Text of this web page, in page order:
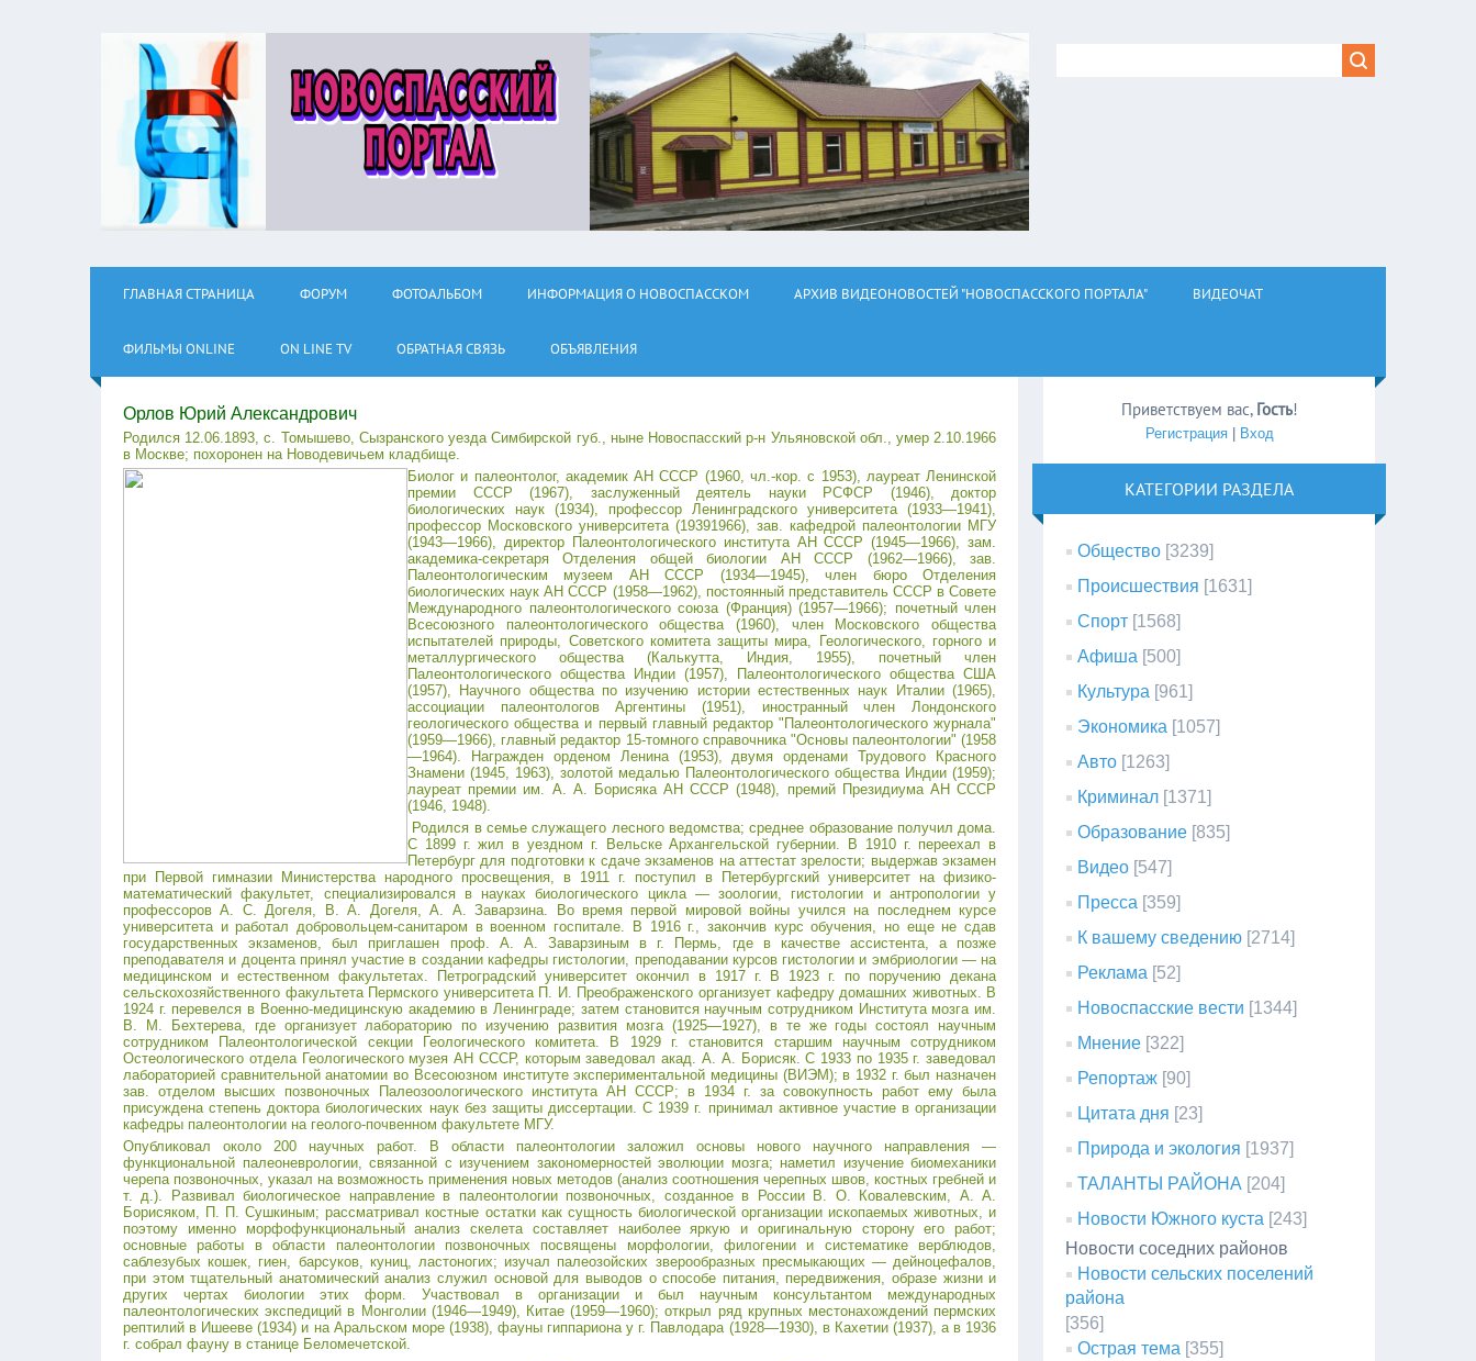
ГЛАВНАЯ СТРАНИЦА ФОРУМ ФОТОАЛЬБОМ ИНФОРМАЦИЯ О НОВОСПАССКОМ АРХИВ ВИДЕОНОВОСТЕЙ "НОВОСПАССКОГО ПОРТАЛА" ВИДЕОЧАТ
ФИЛЬМЫ ОNLINE ON LINE TV ОБРАТНАЯ СВЯЗЬ ОБЪЯВЛЕНИЯ
Орлов Юрий Александрович
Родился 12.06.1893, с. Томышево, Сызранского уезда Симбирской губ., ныне Новоспасский р-н Ульяновской обл., умер 2.10.1966
в Москве; похоронен на Новодевичьем кладбище.
Биолог и палеонтолог, академик АН СССР (1960, чл.-кор. с 1953), лауреат Ленинской
премии СССР (1967), заслуженный деятель науки РСФСР (1946), доктор
биологических наук (1934), профессор Ленинградского университета (1933—1941),
профессор Московского университета (19391966), зав. кафедрой палеонтологии МГУ
(1943—1966), директор Палеонтологического института АН СССР (1945—1966), зам.
академика-секретаря Отделения общей биологии АН СССР (1962—1966), зав.
Палеонтологическим музеем АН СССР (1934—1945), член бюро Отделения
биологических наук АН СССР (1958—1962), постоянный представитель СССР в Совете
Международного палеонтологического союза (Франция) (1957—1966); почетный член
Всесоюзного палеонтологического общества (1960), член Московского общества
испытателей природы, Советского комитета защиты мира, Геологического, горного и
металлургического общества (Калькутта, Индия, 1955), почетный член
Палеонтологического общества Индии (1957), Палеонтологического общества США
(1957), Научного общества по изучению истории естественных наук Италии (1965),
ассоциации палеонтологов Аргентины (1951), иностранный член Лондонского
геологического общества и первый главный редактор "Палеонтологического журнала"
(1959—1966), главный редактор 15-томного справочника "Основы палеонтологии" (1958
—1964). Награжден орденом Ленина (1953), двумя орденами Трудового Красного
Знамени (1945, 1963), золотой медалью Палеонтологического общества Индии (1959);
лауреат премии им. А. А. Борисяка АН СССР (1948), премий Президиума АН СССР
(1946, 1948).
Родился в семье служащего лесного ведомства; среднее образование получил дома.
С 1899 г. жил в уездном г. Вельске Архангельской губернии. В 1910 г. переехал в
Петербург для подготовки к сдаче экзаменов на аттестат зрелости; выдержав экзамен
при Первой гимназии Министерства народного просвещения, в 1911 г. поступил в Петербургский университет на физико-
математический факультет, специализировался в науках биологического цикла — зоологии, гистологии и антропологии у
профессоров А. С. Догеля, В. А. Догеля, А. А. Заварзина. Во время первой мировой войны учился на последнем курсе
университета и работал добровольцем-санитаром в военном госпитале. В 1916 г., закончив курс обучения, но еще не сдав
государственных экзаменов, был приглашен проф. А. А. Заварзиным в г. Пермь, где в качестве ассистента, а позже
преподавателя и доцента принял участие в создании кафедры гистологии, преподавании курсов гистологии и эмбриологии — на
медицинском и естественном факультетах. Петроградский университет окончил в 1917 г. В 1923 г. по поручению декана
сельскохозяйственного факультета Пермского университета П. И. Преображенского организует кафедру домашних животных. В
1924 г. перевелся в Военно-медицинскую академию в Ленинграде; затем становится научным сотрудником Института мозга им.
В. М. Бехтерева, где организует лабораторию по изучению развития мозга (1925—1927), в те же годы состоял научным
сотрудником Палеонтологической секции Геологического комитета. В 1929 г. становится старшим научным сотрудником
Остеологического отдела Геологического музея АН СССР, которым заведовал акад. А. А. Борисяк. С 1933 по 1935 г. заведовал
лабораторией сравнительной анатомии во Всесоюзном институте экспериментальной медицины (ВИЭМ); в 1932 г. был назначен
зав. отделом высших позвоночных Палеозоологического института АН СССР; в 1934 г. за совокупность работ ему была
присуждена степень доктора биологических наук без защиты диссертации. С 1939 г. принимал активное участие в организации
кафедры палеонтологии на геолого-почвенном факультете МГУ.
Опубликовал около 200 научных работ. В области палеонтологии заложил основы нового научного направления —
функциональной палеоневрологии, связанной с изучением закономерностей эволюции мозга; наметил изучение биомеханики
черепа позвоночных, указал на возможность применения новых методов (анализ соотношения черепных швов, костных гребней и
т. д.). Развивал биологическое направление в палеонтологии позвоночных, созданное в России В. О. Ковалевским, А. А.
Борисяком, П. П. Сушкиным; рассматривал костные остатки как сущность биологической организации ископаемых животных, и
поэтому именно морфофункциональный анализ скелета составляет наиболее яркую и оригинальную сторону его работ;
основные работы в области палеонтологии позвоночных посвящены морфологии, филогении и систематике верблюдов,
саблезубых кошек, гиен, барсуков, куниц, ластоногих; изучал палеозойских зверообразных пресмыкающих — дейноцефалов,
при этом тщательный анатомический анализ служил основой для выводов о способе питания, передвижения, образе жизни и
других чертах биологии этих форм. Участвовал в организации и был научным консультантом международных
палеонтологических экспедиций в Монголии (1946—1949), Китае (1959—1960); открыл ряд крупных местонахождений пермских
рептилий в Ишееве (1934) и на Аральском море (1938), фауны гиппариона у г. Павлодара (1928—1930), в Кахетии (1937), а в 1936
г. собрал фауну в станице Беломечетской.
Приветствуем вас, Гость!
Регистрация| Вход
КАТЕГОРИИ РАЗДЕЛА
Общество [3239]
Происшествия [1631]
Спорт [1568]
Афиша [500]
Культура [961]
Экономика [1057]
Авто [1263]
Криминал [1371]
Образование [835]
Видео [547]
Пресса [359]
К вашему сведению [2714]
Реклама [52]
Новоспасские вести [1344]
Мнение [322]
Репортаж [90]
Цитата дня [23]
Природа и экология [1937]
ТАЛАНТЫ РАЙОНА [204]
Новости Южного куста [243]
Новости соседних районов
Новости сельских поселений
района
[356]
Острая тема [355]